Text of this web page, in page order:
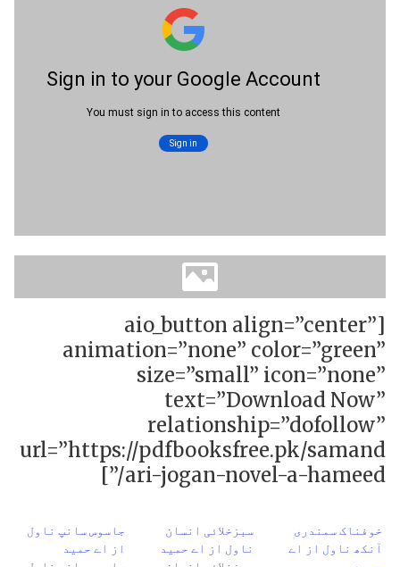
[aio_button align=”center”
animation=”none” color=”green”
size=”small” icon=”none”
text=”Download Now”
relationship=”dofollow”
url=”https://pdfbooksfree.pk/samand
ari-jogan-novel-a-hameed/”]
جاسوس سانپ ناول
از اے حمید
سبزخلائی انسان
ناول از اے حمید
خوفناک سمندری
آنکھ ناول از اے